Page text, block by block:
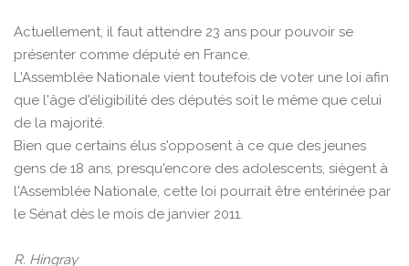
Actuellement, il faut attendre 23 ans pour pouvoir se
présenter comme député en France.
L'Assemblée Nationale vient toutefois de voter une loi afin
que l'âge d'éligibilité des députés soit le même que celui
de la majorité.
Bien que certains élus s'opposent à ce que des jeunes
gens de 18 ans, presqu'encore des adolescents, siègent à
l'Assemblée Nationale, cette loi pourrait être entérinée par
le Sénat dès le mois de janvier 2011.
R. Hingray